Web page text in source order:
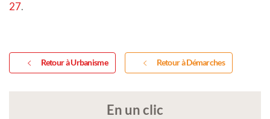
27.
Retour à Urbanisme Retour à Démarches
En un clic